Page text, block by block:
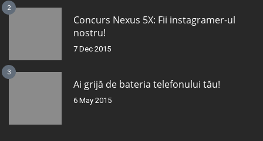
2
Concurs Nexus 5X: Fii instagramer-ul
nostru!
7 Dec 2015
3
Ai grijă de bateria telefonului tău!
6 May 2015